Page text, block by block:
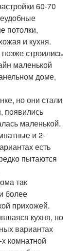
60-70
потолки,
и кухня.
строились
маленькой
доме,
но они стали
появились
маленькой.
и 2-
есть
пытаются
так
более
прихожей.
кухня, но
вариантах
комнатной